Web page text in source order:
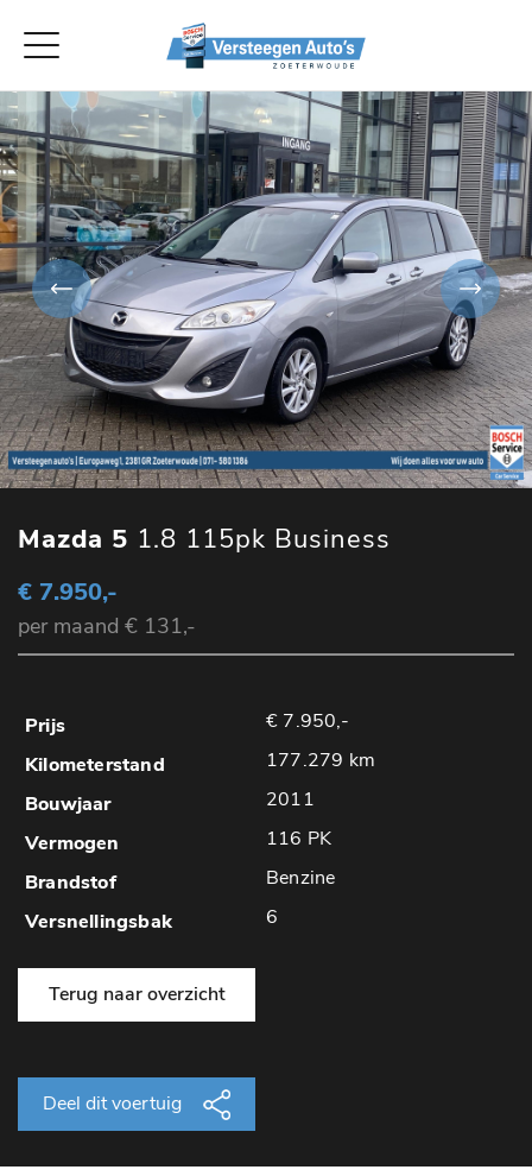
Mazda 5 1.8 115pk Business
€ 7.950,-
per maand € 131,-
€ 7.950,-
177.279 km
2011
116 PK
Benzine
6
Terug naar overzicht
Deel dit voertuig